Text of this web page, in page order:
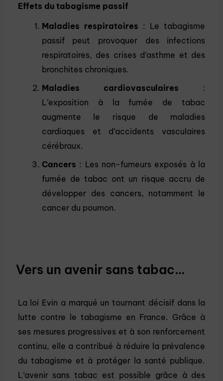
Effets du tabagisme passif
Maladies respiratoires : Le tabagisme
passif peut provoquer des infections
respiratoires, des crises d’asthme et des
bronchites chroniques.
Maladies cardiovasculaires :
L’exposition à la fumée de tabac
augmente le risque de maladies
cardiaques et d’accidents vasculaires
cérébraux.
Cancers : Les non-fumeurs exposés à la
fumée de tabac ont un risque accru de
développer des cancers, notamment le
cancer du poumon.
Vers un avenir sans tabac…
La loi Evin a marqué un tournant décisif dans la
lutte contre le tabagisme en France. Grâce à
ses mesures progressives et à son renforcement
continu, elle a contribué à réduire la prévalence
du tabagisme et à protéger la santé publique.
L’avenir sans tabac est possible grâce à des